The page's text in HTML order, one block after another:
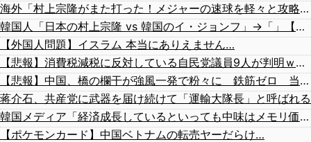
海外「村上宗隆がまた打った！メジャーの速球を軽々と攻略する26号ホームランがこちら…」
韓国人「日本の村上宗隆 vs 韓国のイ・ジョンフ」→「」【MLB】
【外国人問題】イスラム 本当にありえません…
【悲報】消費税減税に反対している自民党議員9人が判明ｗｗｗｗｗｗ
【悲報】中国、橋の欄干が強風一発で粉々に 鉄筋ゼロ 当局「接着剤でくっつけただけ」「正常で、品質問題はない」
蒋介石、共産党に武器を届け続けて「運輸大隊長」と呼ばれる
韓国メディア「経済成長しているといっても中味はメモリ価格だけ。雇用増加見通しが半減してしまった」……韓国の内需不況は根強い状況っすね
【ポケモンカード】中国ベトナムの転売ヤーだらけ…